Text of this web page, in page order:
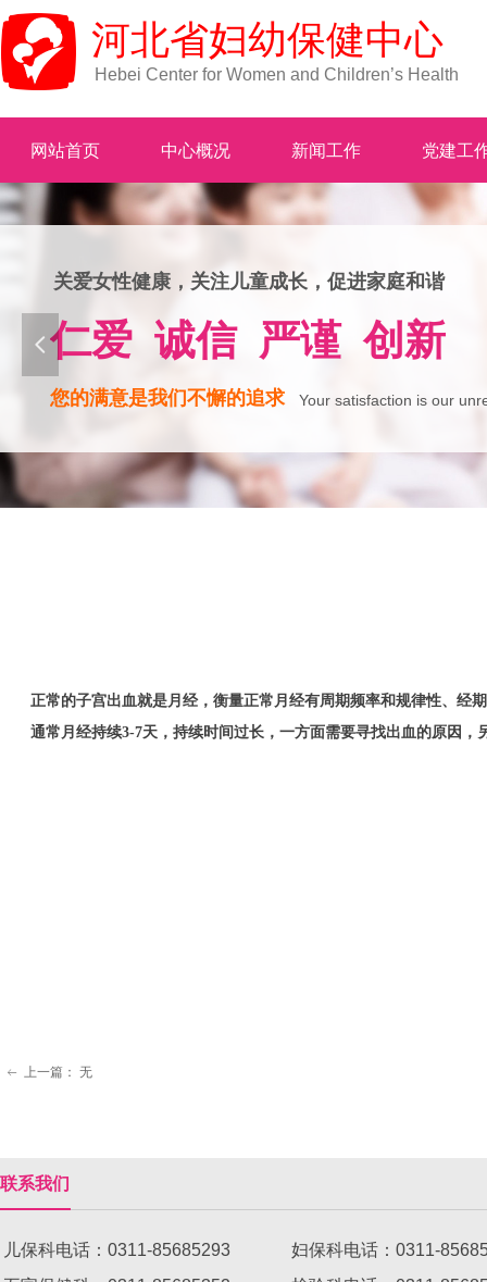
Hebei Center for Women and Children’s Health
河北省妇幼保健中心
您的满意是我们不懈的追求
仁爱 诚信 严谨 创新
关爱女性健康，关注儿童成长，促进家庭和谐
Your satisfaction is our
넳
网站首页 中心概况 新闻工作 党建工
正常的子宫出血就是月经，衡量正常月经有周期频率和规律性、经
通常月经持续3-7天，持续时间过长，一方面需要寻找出血的原因
ꂃ 上一篇： 无
联系我们
儿保科电话：0311-85685293 妇保科电话：0311-